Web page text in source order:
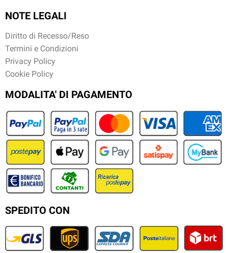
NOTE LEGALI
Diritto di Recesso/Reso
Termini e Condizioni
Privacy Policy
Cookie Policy
MODALITA' DI PAGAMENTO
SPEDITO CON